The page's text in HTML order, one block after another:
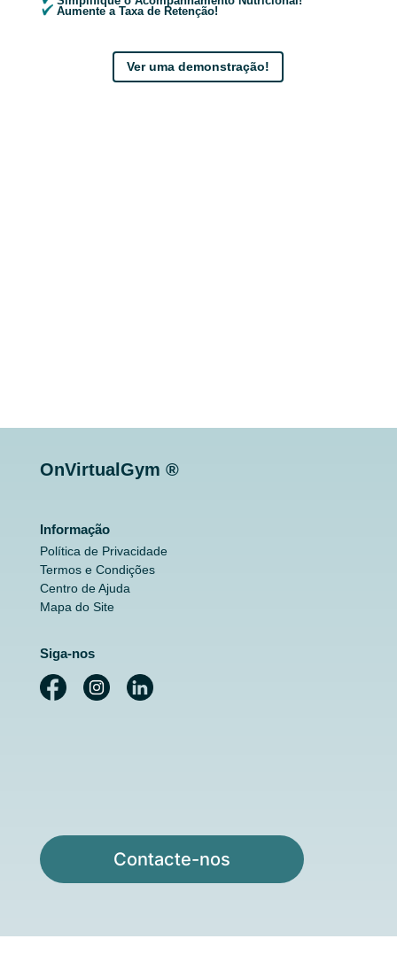
Aumente a Taxa de Retenção!
Ver uma demonstração!
OnVirtualGym ®
Informação
Política de Privacidade
Termos e Condições
Centro de Ajuda
Mapa do Site
Siga-nos
Contacte-nos